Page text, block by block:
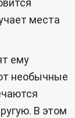
места
ему
необычные
В этом